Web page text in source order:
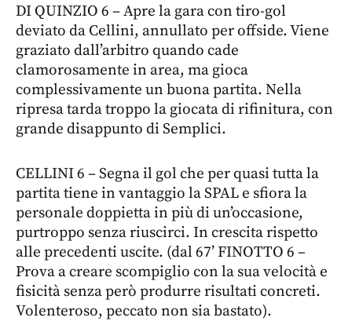
DI QUINZIO 6 – Apre la gara con tiro-gol
deviato da Cellini, annullato per offside. Viene
graziato dall’arbitro quando cade
clamorosamente in area, ma gioca
complessivamente un buona partita. Nella
ripresa tarda troppo la giocata di rifinitura, con
grande disappunto di Semplici.
CELLINI 6 – Segna il gol che per quasi tutta la
partita tiene in vantaggio la SPAL e sfiora la
personale doppietta in più di un’occasione,
purtroppo senza riuscirci. In crescita rispetto
alle precedenti uscite. (dal 67’ FINOTTO 6 –
Prova a creare scompiglio con la sua velocità e
fisicità senza però produrre risultati concreti.
Volenteroso, peccato non sia bastato).